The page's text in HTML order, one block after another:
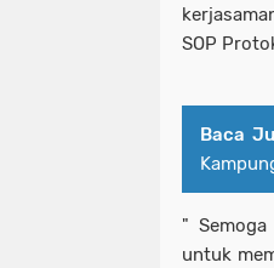
SOP
Baca
"
untuk